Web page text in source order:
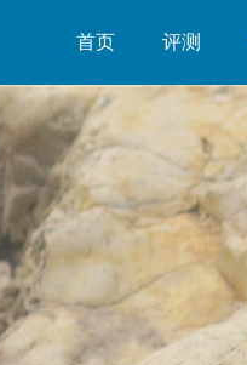
首页 评测